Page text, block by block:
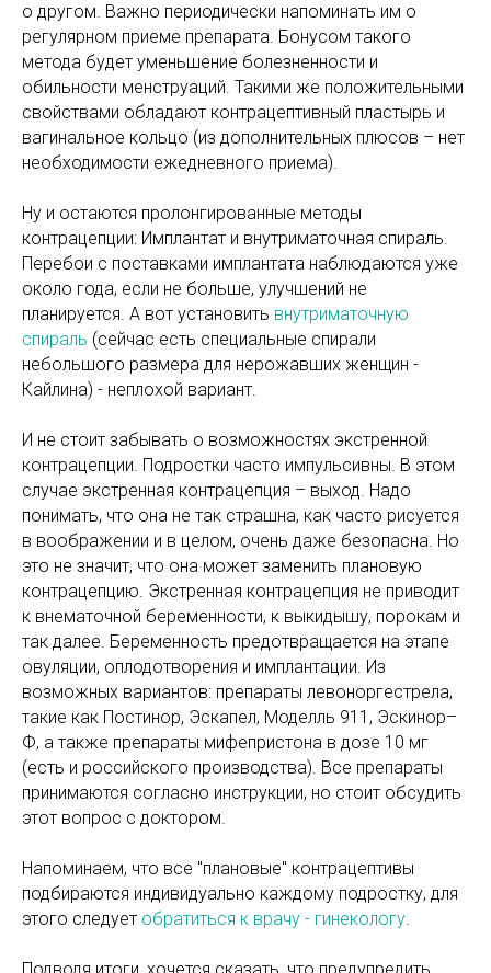
о другом. Важно периодически напоминать им о
регулярном приеме препарата. Бонусом такого
метода будет уменьшение болезненности и
обильности менструаций. Такими же положительными
свойствами обладают контрацептивный пластырь и
вагинальное кольцо (из дополнительных плюсов – нет
необходимости ежедневного приема).
Ну и остаются пролонгированные методы
контрацепции: Имплантат и внутриматочная спираль.
Перебои с поставками имплантата наблюдаются уже
около года, если не больше, улучшений не
планируется. А вот установить внутриматочную
спираль (сейчас есть специальные спирали
небольшого размера для нерожавших женщин -
Кайлина) - неплохой вариант.
И не стоит забывать о возможностях экстренной
контрацепции. Подростки часто импульсивны. В этом
случае экстренная контрацепция – выход. Надо
понимать, что она не так страшна, как часто рисуется
в воображении и в целом, очень даже безопасна. Но
это не значит, что она может заменить плановую
контрацепцию. Экстренная контрацепция не приводит
к внематочной беременности, к выкидышу, порокам и
так далее. Беременность предотвращается на этапе
овуляции, оплодотворения и имплантации. Из
возможных вариантов: препараты левоноргестрела,
такие как Постинор, Эскапел, Моделль 911, Эскинор–
Ф, а также препараты мифепристона в дозе 10 мг
(есть и российского производства). Все препараты
принимаются согласно инструкции, но стоит обсудить
этот вопрос с доктором.
Напоминаем, что все "плановые" контрацептивы
подбираются индивидуально каждому подростку, для
этого следует обратиться к врачу - гинекологу.